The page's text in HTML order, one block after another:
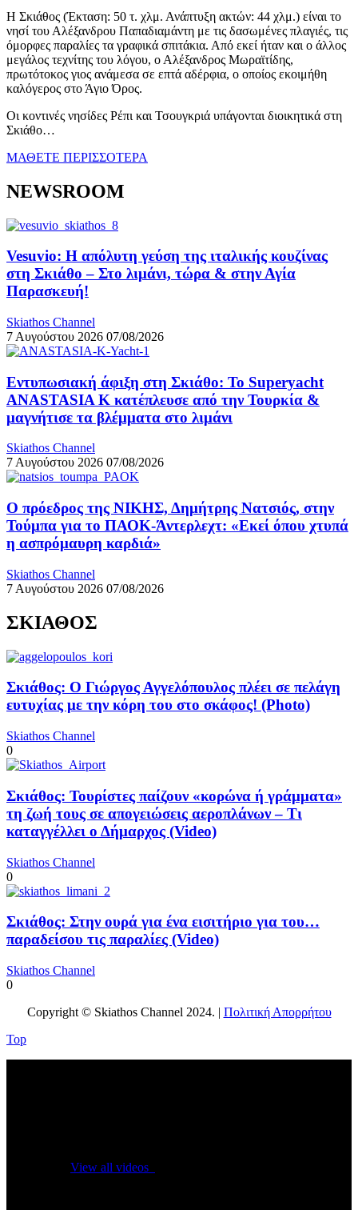
Η Σκιάθος (Έκταση: 50 τ. χλμ. Ανάπτυξη ακτών: 44 χλμ.) είναι το
νησί του Αλέξανδρου Παπαδιαμάντη με τις δασωμένες πλαγιές, τις
όμορφες παραλίες τα γραφικά σπιτάκια. Από εκεί ήταν και ο άλλος
μεγάλος τεχνίτης του λόγου, ο Αλέξανδρος Μωραϊτίδης,
πρωτότοκος γιος ανάμεσα σε επτά αδέρφια, ο οποίος εκοιμήθη
καλόγερος στο Άγιο Όρος.
Οι κοντινές νησίδες Ρέπι και Τσουγκριά υπάγονται διοικητικά στη
Σκιάθο…
ΜΑΘΕΤΕ ΠΕΡΙΣΣΟΤΕΡΑ
NEWSROOM
Vesuvio: Η απόλυτη γεύση της ιταλικής κουζίνας
στη Σκιάθο – Στο λιμάνι, τώρα & στην Αγία
Παρασκευή!
Skiathos Channel
7 Αυγούστου 2026 07/08/2026
Εντυπωσιακή άφιξη στη Σκιάθο: Το Superyacht
ANASTASIA K κατέπλευσε από την Τουρκία &
μαγνήτισε τα βλέμματα στο λιμάνι
Skiathos Channel
7 Αυγούστου 2026 07/08/2026
Ο πρόεδρος της ΝΙΚΗΣ, Δημήτρης Νατσιός, στην
Τούμπα για το ΠΑΟΚ-Άντερλεχτ: «Εκεί όπου χτυπά
η ασπρόμαυρη καρδιά»
Skiathos Channel
7 Αυγούστου 2026 07/08/2026
ΣΚΙΑΘΟΣ
Σκιάθος: Ο Γιώργος Αγγελόπουλος πλέει σε πελάγη
ευτυχίας με την κόρη του στο σκάφος! (Photo)
Skiathos Channel
0
Σκιάθος: Τουρίστες παίζουν «κορώνα ή γράμματα»
τη ζωή τους σε απογειώσεις αεροπλάνων – Τι
καταγγέλλει ο Δήμαρχος (Video)
Skiathos Channel
0
Σκιάθος: Στην ουρά για ένα εισιτήριο για του…
παραδείσου τις παραλίες (Video)
Skiathos Channel
0
Copyright © Skiathos Channel 2024. | Πολιτική Απορρήτου
Top
View all videos